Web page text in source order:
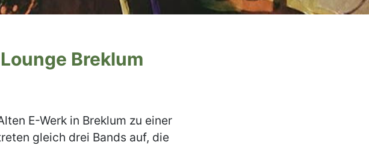
Breklum
E-Werk in Breklum zu einer
gleich drei Bands auf, die